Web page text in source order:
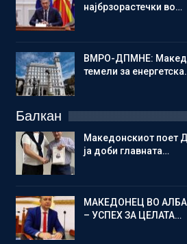
најбрзорастечки во…
ВМРО-ДПМНЕ:
темели за
Балкан
Македонскиот поет
ја доби главната…
МАКЕДОНЕЦ ВО
– УСПЕХ ЗА ЦЕЛАТА…